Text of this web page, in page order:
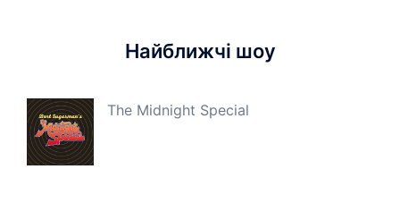
Найближчі шоу
The Midnight Special